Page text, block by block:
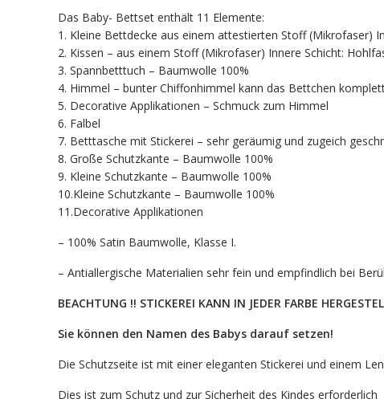
Das Baby- Bettset enthält 11 Elemente:
1. Kleine Bettdecke aus einem attestierten Stoff (Mikrofaser)
2. Kissen – aus einem Stoff (Mikrofaser) Innere Schicht:
3. Spannbetttuch – Baumwolle 100%
4. Himmel – bunter Chiffonhimmel kann das Bettchen
5. Decorative Applikationen – Schmuck zum Himmel
6. Falbel
7. Betttasche mit Stickerei – sehr geräumig und zugeich
8. Große Schutzkante – Baumwolle 100%
9. Kleine Schutzkante – Baumwolle 100%
10.Kleine Schutzkante – Baumwolle 100%
11.Decorative Applikationen
– 100% Satin Baumwolle, Klasse I.
– Antiallergische Materialien sehr fein und empfindlich bei
BEACHTUNG !! STICKEREI KANN IN JEDER FARBE
Sie können den Namen des Babys darauf setzen!
Die Schutzseite ist mit einer eleganten Stickerei und einem
Dies ist zum Schutz und zur Sicherheit des Kindes erforderlich